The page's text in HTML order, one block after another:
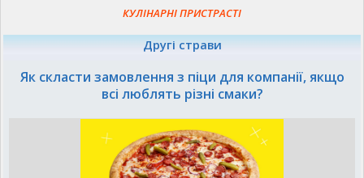
КУЛІНАРНІ ПРИСТРАСТІ
Другі страви
Як скласти замовлення з піци для компанії, якщо
всі люблять різні смаки?